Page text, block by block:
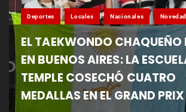
Deportes Locales Nacionales
EL TAEKWONDO CHAQUEÑO
EN BUENOS AIRES: LA
TEMPLE COSECHÓ CUATRO
MEDALLAS EN EL GRAND